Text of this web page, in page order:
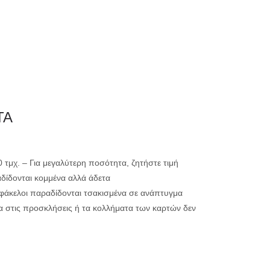
τμχ. – Για μεγαλύτερη ποσότητα, ζητήστε τιμή
κομμένα αλλά άδετα
παραδίδονται τσακισμένα σε ανάπτυγμα
στις προσκλήσεις ή τα κολλήματα των καρτών δεν